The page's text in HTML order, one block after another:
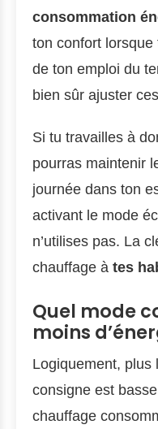
consommation
ton confort
de ton emploi du
bien sûr ajuster
Si tu travailles à
pourras maintenir
journée dans ton
activant le mode
n’utilises pas. La
chauffage à tes
Quel mode
moins
Logiquement, plus
consigne est
chauffage